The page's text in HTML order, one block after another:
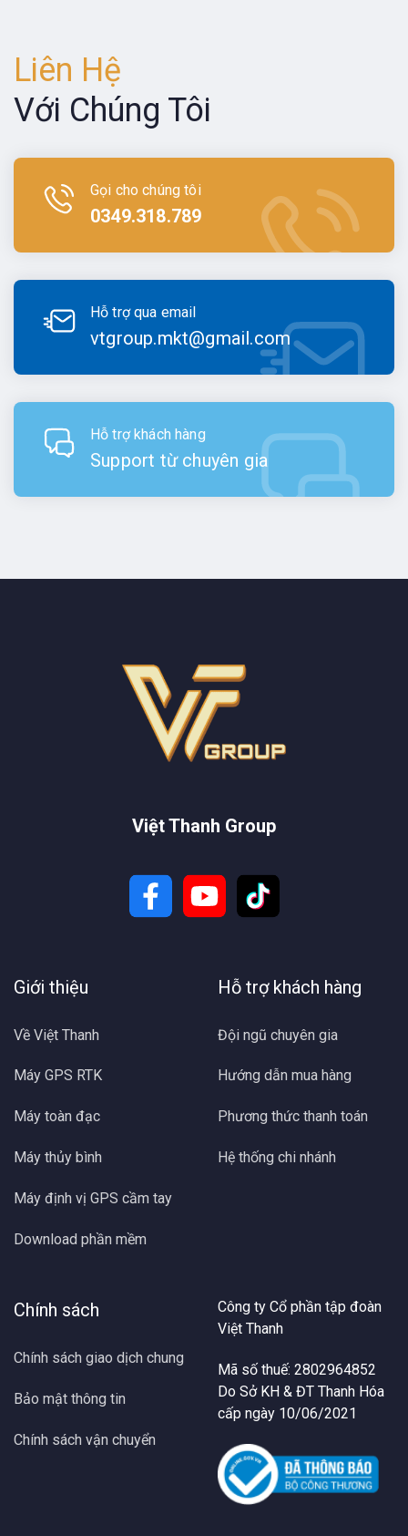
Liên Hệ
Với Chúng Tôi
Gọi cho chúng tôi
0349.318.789
Hỗ trợ qua email
vtgroup.mkt@gmail.com
Hỗ trợ khách hàng
Support từ chuyên gia
Việt Thanh Group
Giới thiệu
Về Việt Thanh
Máy GPS RTK
Máy toàn đạc
Máy thủy bình
Máy định vị GPS cầm tay
Download phần mềm
Hỗ trợ khách hàng
Đội ngũ chuyên gia
Hướng dẫn mua hàng
Phương thức thanh toán
Hệ thống chi nhánh
Chính sách
Chính sách giao dịch chung
Bảo mật thông tin
Chính sách vận chuyển
Công ty Cổ phần tập đoàn
Việt Thanh
Mã số thuế: 2802964852
Do Sở KH & ĐT Thanh Hóa
cấp ngày 10/06/2021